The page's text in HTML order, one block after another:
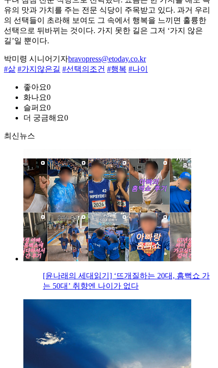
유의 맛과 가치를 주는 전문 식당이 주목받고 있다. 과거 우리
의 선택들이 초라해 보여도 그 속에서 행복을 느끼면 훌륭한
선택으로 뒤바뀌는 것이다. 가지 못한 길은 그저 ‘가지 않은
길’일 뿐이다.
박미령 시니어기자bravopress@etoday.co.kr
#삶 #가지않은길 #선택의조건 #행복 #나이
좋아요0
화나요0
슬퍼요0
더 궁금해요0
최신뉴스
[윤나래의 세대읽기] ‘뜨개질하는 20대, 흠뻑쇼 가
는 50대’ 취향엔 나이가 없다